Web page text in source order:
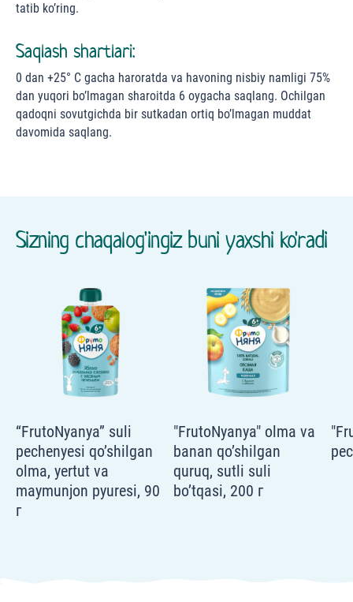
tatib ko’ring.
Saqlash shartlari:
0 dan +25° С gacha haroratda va havoning nisbiy namligi 75%
dan yuqori bo’lmagan sharoitda 6 oygacha saqlang. Ochilgan
qadoqni sovutgichda bir sutkadan ortiq bo’lmagan muddat
davomida saqlang.
Sizning chaqalog'ingiz buni yaxshi ko'radi
“FrutoNyanya” suli
pechenyesi qo’shilgan
olma, yertut va
maymunjon pyuresi, 90
г
"FrutoNyanya" olma va
banan qo’shilgan
quruq, sutli suli
bo’tqasi, 200 г